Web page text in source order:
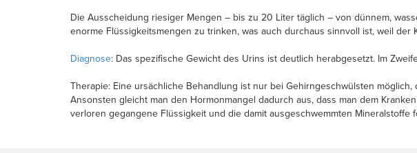
Die Ausscheidung riesiger Mengen – bis zu 20 Liter täglich – von dünnem,
enorme Flüssigkeitsmengen zu trinken, was auch durchaus sinnvoll ist, weil
Diagnose: Das spezifische Gewicht des Urins ist deutlich herabgesetzt. Im
Therapie: Eine ursächliche Behandlung ist nur bei Gehirngeschwülsten
Ansonsten gleicht man den Hormonmangel dadurch aus, dass man dem
verloren gegangene Flüssigkeit und die damit ausgeschwemmten Mineralstoffe